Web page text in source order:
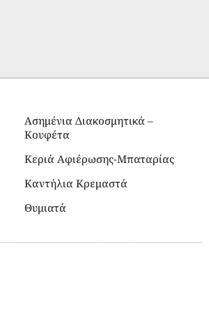
Ασημένια Διακοσμητικά –
Κουφέτα
Κεριά Αφιέρωσης-Μπαταρίας
Καντήλια Κρεμαστά
Θυμιατά